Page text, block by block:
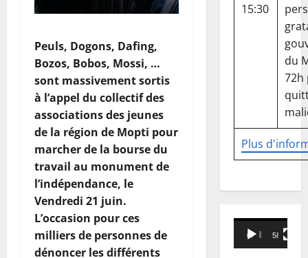
Peuls, Dogons, Dafing,
Bozos, Bobos, Mossi, …
sont massivement sortis
à l’appel du collectif des
associations des jeunes
de la région de Mopti pour
marcher de la bourse du
travail au monument de
l’indépendance, le
Vendredi 21 juin.
L’occasion pour ces
milliers de personnes de
dénoncer les différents
Plus
15:30
du
72h
Lecteur
vidéo
00:00 58:18